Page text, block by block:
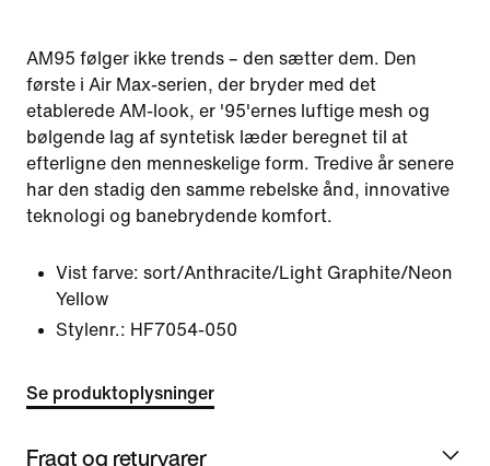
AM95 følger ikke trends – den sætter dem. Den
første i Air Max-serien, der bryder med det
etablerede AM-look, er '95'ernes luftige mesh og
bølgende lag af syntetisk læder beregnet til at
efterligne den menneskelige form. Tredive år senere
har den stadig den samme rebelske ånd, innovative
teknologi og banebrydende komfort.
Vist farve: sort/Anthracite/Light Graphite/Neon
Yellow
Stylenr.: HF7054-050
Se produktoplysninger
Fragt og returvarer